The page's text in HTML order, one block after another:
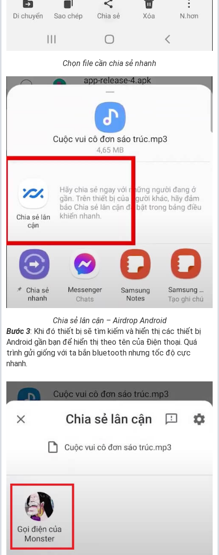
Chọn file cần chia sẻ nhanh
Chia sẻ lân cận – Airdrop Android
Bước 3: Khi đó thiết bị sẽ tìm kiếm và hiển thị các thiết bị
Android gần bạn để hiển thị theo tên của Điện thoại. Quá
trình gửi giống với ta bắn bluetooth nhưng tốc độ cực
nhanh.